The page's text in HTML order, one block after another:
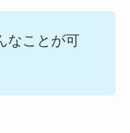
なことが可